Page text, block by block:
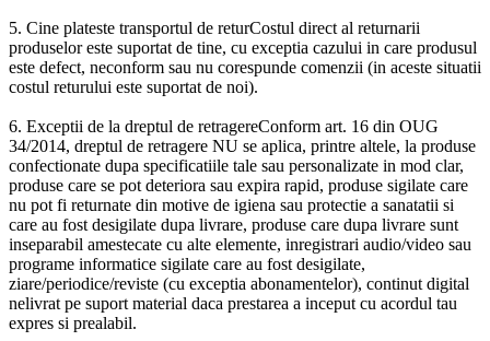
5. Cine plateste transportul de returCostul direct al returnarii
produselor este suportat de tine, cu exceptia cazului in care produsul
este defect, neconform sau nu corespunde comenzii (in aceste situatii
costul returului este suportat de noi).
6. Exceptii de la dreptul de retragereConform art. 16 din OUG
34/2014, dreptul de retragere NU se aplica, printre altele, la produse
confectionate dupa specificatiile tale sau personalizate in mod clar,
produse care se pot deteriora sau expira rapid, produse sigilate care
nu pot fi returnate din motive de igiena sau protectie a sanatatii si
care au fost desigilate dupa livrare, produse care dupa livrare sunt
inseparabil amestecate cu alte elemente, inregistrari audio/video sau
programe informatice sigilate care au fost desigilate,
ziare/periodice/reviste (cu exceptia abonamentelor), continut digital
nelivrat pe suport material daca prestarea a inceput cu acordul tau
expres si prealabil.